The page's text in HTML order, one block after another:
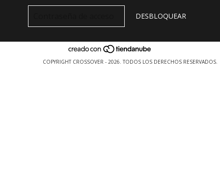
COPYRIGHT CROSSOVER - 2026. TODOS LOS DERECHOS RESERVADOS.